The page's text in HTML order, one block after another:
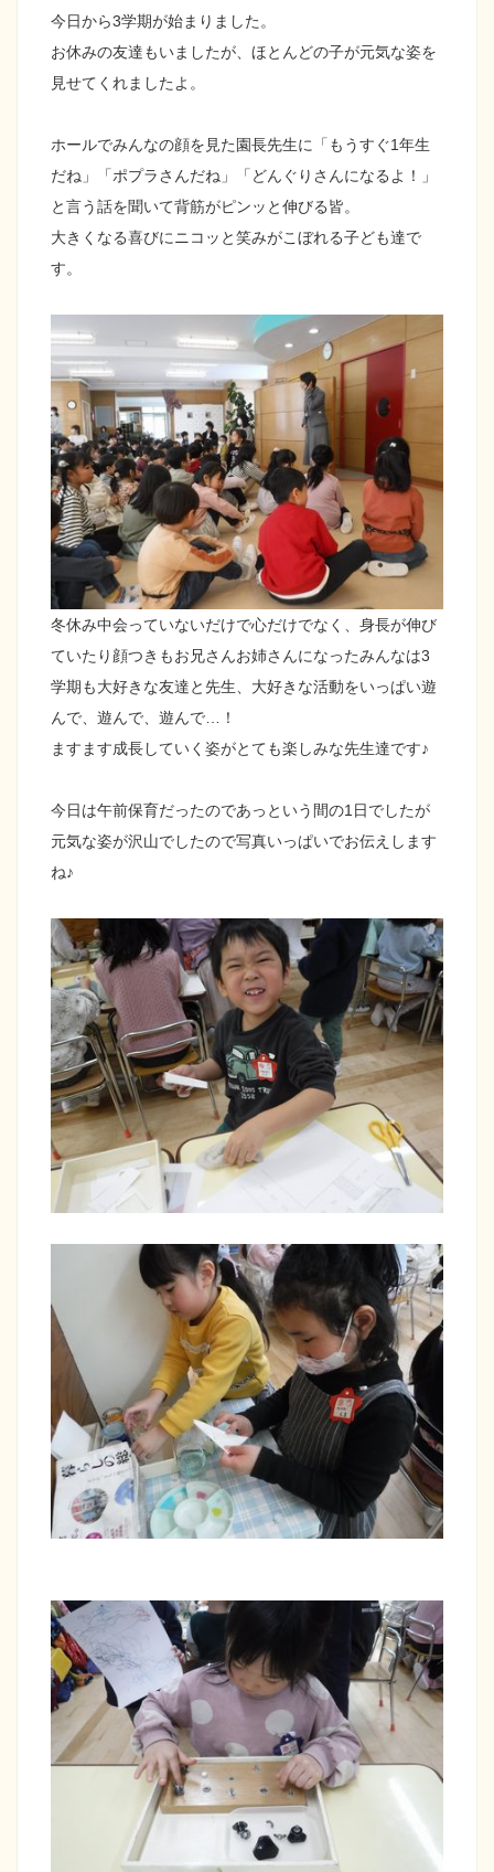
今日から3学期が始まりました。
お休みの友達もいましたが、ほとんどの子が元気な姿を
見せてくれましたよ。
ホールでみんなの顔を見た園長先生に「もうすぐ1年生
だね」「ポプラさんだね」「どんぐりさんになるよ！」
と言う話を聞いて背筋がピンッと伸びる皆。
大きくなる喜びにニコッと笑みがこぼれる子ども達で
す。
冬休み中会っていないだけで心だけでなく、身長が伸び
ていたり顔つきもお兄さんお姉さんになったみんなは3
学期も大好きな友達と先生、大好きな活動をいっぱい遊
んで、遊んで、遊んで…！
ますます成長していく姿がとても楽しみな先生達です♪
今日は午前保育だったのであっという間の1日でしたが
元気な姿が沢山でしたので写真いっぱいでお伝えします
ね♪